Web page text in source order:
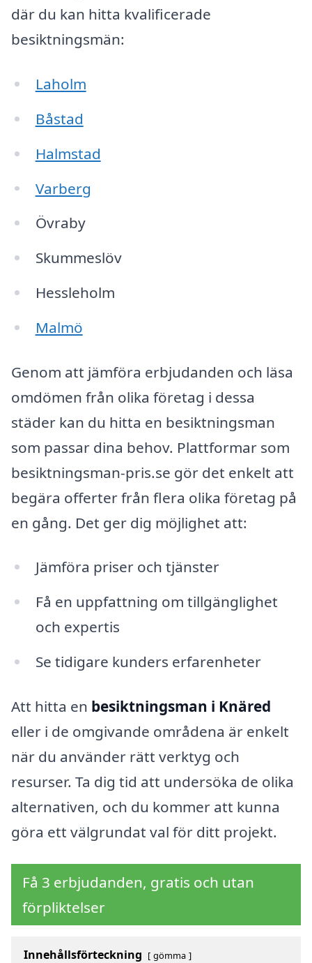
där du kan hitta kvalificerade
besiktningsmän:
Laholm
Båstad
Halmstad
Varberg
Övraby
Skummeslöv
Hessleholm
Malmö
Genom att jämföra erbjudanden och läsa
omdömen från olika företag i dessa
städer kan du hitta en besiktningsman
som passar dina behov. Plattformar som
besiktningsman-pris.se gör det enkelt att
begära offerter från flera olika företag på
en gång. Det ger dig möjlighet att:
Jämföra priser och tjänster
Få en uppfattning om tillgänglighet
och expertis
Se tidigare kunders erfarenheter
Att hitta en besiktningsman i Knäred
eller i de omgivande områdena är enkelt
när du använder rätt verktyg och
resurser. Ta dig tid att undersöka de olika
alternativen, och du kommer att kunna
göra ett välgrundat val för ditt projekt.
Få 3 erbjudanden, gratis och utan
förpliktelser
Innehållsförteckning gömma